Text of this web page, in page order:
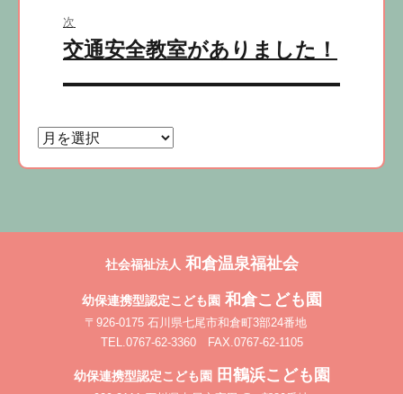
ー
シ
次
次
の
投
交通安全教室がありました！
社会福祉法人 和倉温泉福祉会
幼保連携型認定こども園和倉こども園
〒926-0175 石川県七尾市和倉町3部24番地
TEL.0767-62-3360 FAX.0767-62-1105
幼保連携型認定こども園田鶴浜こども園